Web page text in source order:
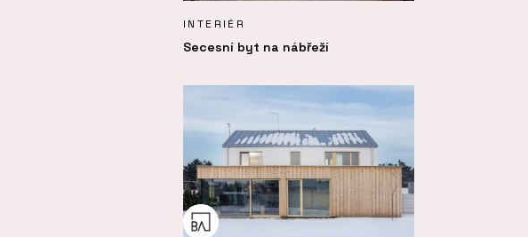
INTERIÉR
Secesní byt na nábřeží